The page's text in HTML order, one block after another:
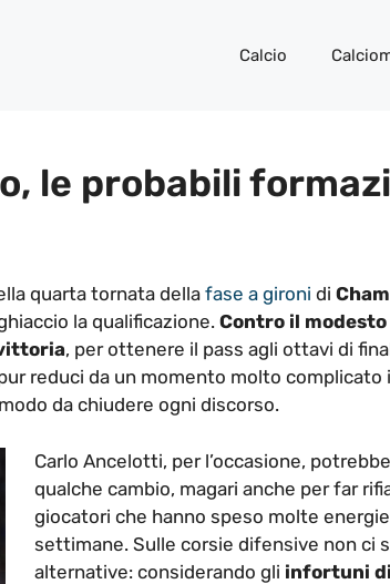
Calcio
le probabili
quarta tornata dellafase a gironi di
la qualificazione. Contro il
, per ottenere il pass agli ottavi di
reduci da un momento molto complicato
da chiudere ogni discorso.
Carlo Ancelotti, per l’occasione,
qualche cambio, magari anche per far
giocatori che hanno speso molte
settimane. Sulle corsie difensive non ci
alternative: considerando gli infortuni